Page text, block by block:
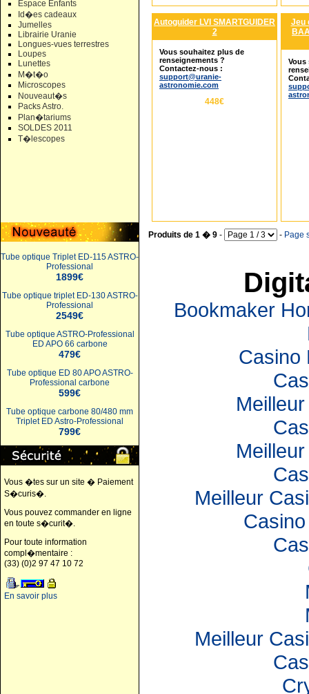
Espace Enfants
Id�es cadeaux
Jumelles
Librairie Uranie
Longues-vues terrestres
Loupes
Lunettes
M�t�o
Microscopes
Nouveaut�s
Packs Astro.
Plan�tariums
SOLDES 2011
T�lescopes
Tube optique Triplet ED-115 ASTRO-
Professional
1899€
Tube optique triplet ED-130 ASTRO-
Professional
2549€
Tube optique ASTRO-Professional
ED APO 66 carbone
479€
Tube optique ED 80 APO ASTRO-
Professional carbone
599€
Tube optique carbone 80/480 mm
Triplet ED Astro-Professional
799€
Vous �tes sur un site � Paiement
S�curis�.
Vous pouvez commander en ligne
en toute s�curit�.
Pour toute information
compl�mentaire :
(33) (0)2 97 47 10 72
En savoir plus
Autoguider LVI SMARTGUIDER
2
Vous souhaitez plus de
renseignements ?
Contactez-nous :
support@uranie-
astronomie.com
448€
Jeu
Vous
Produits de 1 � 9 - - Page
Bookmaker
Casino
Meilleur
Meilleur